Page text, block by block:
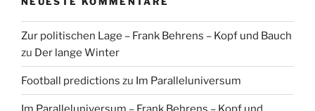
Zur politischen Lage – Frank Behrens – Kopf und Bauch
zu Der lange Winter
Football predictions zu Im Paralleluniversum